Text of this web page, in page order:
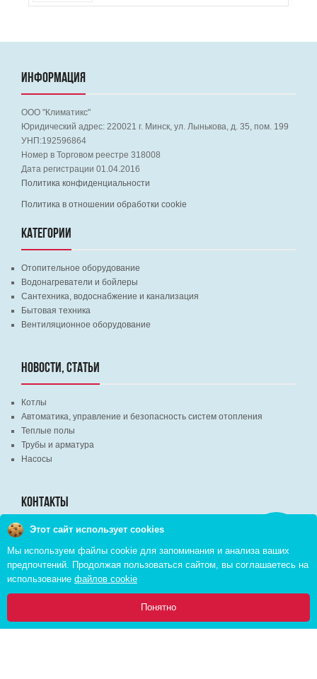
Главная Каталог Инфо Избранное Корзина:
ИНФОРМАЦИЯ
ООО "Климатикс"
Юридический адрес: 220021 г. Минск, ул. Лынькова, д. 35, пом. 199
УНП:192596864
Номер в Торговом реестре 318008
Дата регистрации 01.04.2016
Политика конфиденциальности
Политика в отношении обработки cookie
КАТЕГОРИИ
Отопительное оборудование
Водонагреватели и бойлеры
Сантехника, водоснабжение и канализация
Бытовая техника
Вентиляционное оборудование
НОВОСТИ, СТАТЬИ
Котлы
Автоматика, управление и безопасность систем отопления
Теплые полы
Трубы и арматура
Насосы
КОНТАКТЫ
г. Минск, ВЦ "Экспобел", строительный рынок, павильон № 8c
г. Минск, ул. М. Лынькова, д. 35, пом. 199
+375 (29) 110-46-46 (А1)
+375 (29) 373-90-16 (A1)
Этот сайт использует cookies
Мы используем файлы cookie для запоминания и анализа ваших
предпочтений. Продолжая пользоваться сайтом, вы соглашаетесь на
использование файлов cookie
Понятно